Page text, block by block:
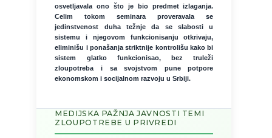
osvetljavala ono što je bio predmet izlaganja.
Celim tokom seminara proveravala se
jedinstvenost duha težnje da se slabosti u
sistemu i njegovom funkcionisanju otkrivaju,
eliminišu i ponašanja striktnije kontrolišu kako bi
sistem glatko funkcionisao, bez truleži
zloupotreba i sa svojstvom pune potpore
ekonomskom i socijalnom razvoju u Srbiji.
MEDIJSKA PAŽNJA JAVNOSTI TEMI
ZLOUPOTREBE U PRIVREDI